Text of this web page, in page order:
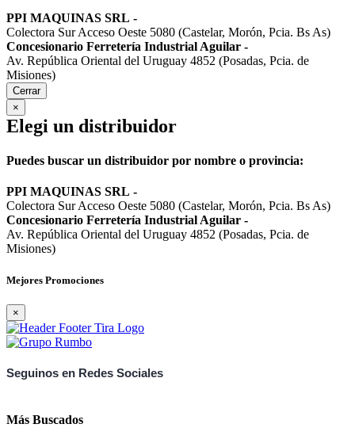
PPI MAQUINAS SRL -
Colectora Sur Acceso Oeste 5080 (Castelar, Morón, Pcia. Bs As)
Concesionario Ferretería Industrial Aguilar -
Av. República Oriental del Uruguay 4852 (Posadas, Pcia. de
Misiones)
Cerrar
×
Elegi un distribuidor
Puedes buscar un distribuidor por nombre o provincia:
PPI MAQUINAS SRL -
Colectora Sur Acceso Oeste 5080 (Castelar, Morón, Pcia. Bs As)
Concesionario Ferretería Industrial Aguilar -
Av. República Oriental del Uruguay 4852 (Posadas, Pcia. de
Misiones)
Mejores Promociones
×
Seguinos en Redes Sociales
Más Buscados